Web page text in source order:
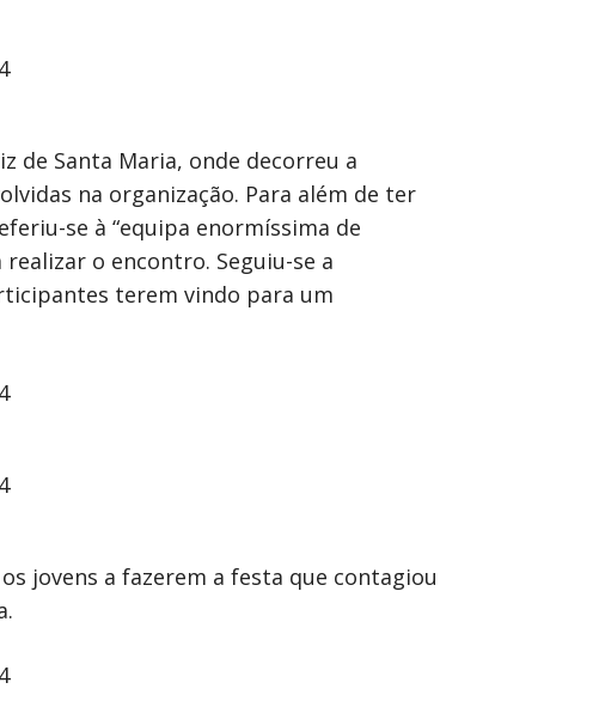
de Santa Maria, onde decorreu a
na organização. Para além de ter
se à “equipa enormíssima de
o encontro. Seguiu-se a
terem vindo para um
jovens a fazerem a festa que contagiou